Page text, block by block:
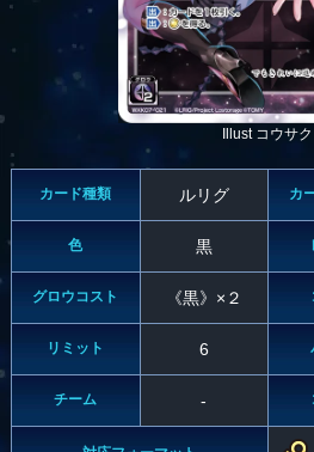
Illust コウサク
カード種類 ルリグ カ
色 黒
グロウコスト 《黒》×２
リミット 6
チーム -